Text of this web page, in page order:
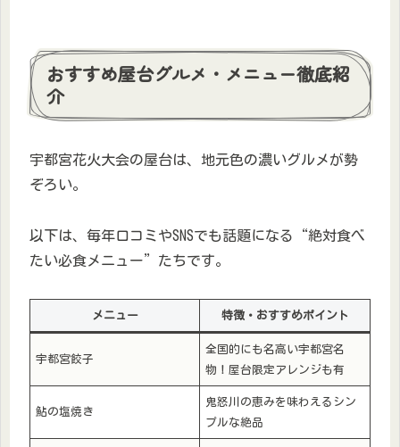
おすすめ屋台グルメ・メニュー徹底紹
介
宇都宮花火大会の屋台は、地元色の濃いグルメが勢
ぞろい。
以下は、毎年口コミやSNSでも話題になる“絶対食べ
たい必食メニュー”たちです。
メニュー 特徴・おすすめポイント
宇都宮餃子
全国的にも名高い宇都宮名
物！屋台限定アレンジも有
鮎の塩焼き
鬼怒川の恵みを味わえるシン
プルな絶品